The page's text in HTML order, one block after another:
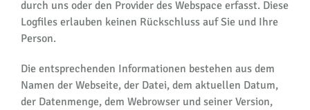
durch uns oder den Provider des Webspace erfasst. Diese
Logfiles erlauben keinen Rückschluss auf Sie und Ihre
Person.
Die entsprechenden Informationen bestehen aus dem
Namen der Webseite, der Datei, dem aktuellen Datum,
der Datenmenge, dem Webrowser und seiner Version,